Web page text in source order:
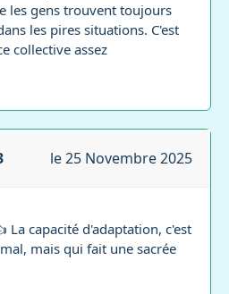
les gens trouvent toujours
les pires situations. C'est
collective assez
le 25 Novembre 2025
La capacité d'adaptation, c'est
mais qui fait une sacrée